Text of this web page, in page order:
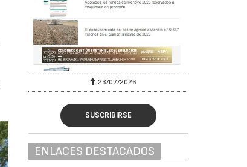
27/07/2026
SUSCRIBIRSE
ENLACES DESTACADOS